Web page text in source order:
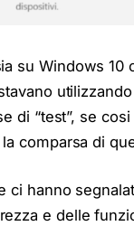
su Windows 10
di “test”, se
comparsa di
ci hanno
e delle